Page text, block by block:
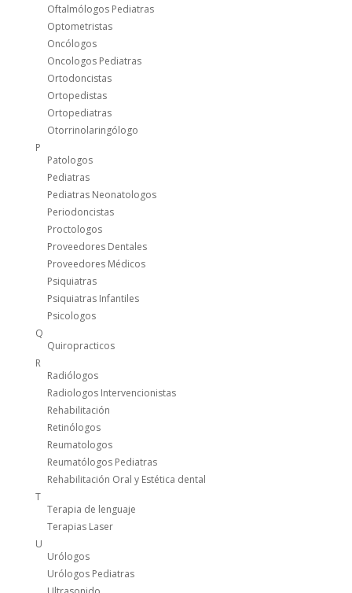
Oftalmólogos Pediatras
Optometristas
Oncólogos
Oncologos Pediatras
Ortodoncistas
Ortopedistas
Ortopediatras
Otorrinolaringólogo
P
Patologos
Pediatras
Pediatras Neonatologos
Periodoncistas
Proctologos
Proveedores Dentales
Proveedores Médicos
Psiquiatras
Psiquiatras Infantiles
Psicologos
Q
Quiropracticos
R
Radiólogos
Radiologos Intervencionistas
Rehabilitación
Retinólogos
Reumatologos
Reumatólogos Pediatras
Rehabilitación Oral y Estética dental
T
Terapia de lenguaje
Terapias Laser
U
Urólogos
Urólogos Pediatras